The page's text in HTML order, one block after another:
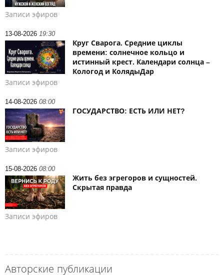
Записи эфиров
13-08-2026 19:30
Круг Сварога. Средние циклы
времени: солнечное кольцо и
истинный крест. Календари солнца –
Кологод и КолядыДар
Записи эфиров
14-08-2026 08:00
ГОСУДАРСТВО: ЕСТЬ ИЛИ НЕТ?
Записи эфиров
15-08-2026 08:00
Жить без эгрегоров и сущностей.
Скрытая правда
Записи эфиров
Авторские публикации